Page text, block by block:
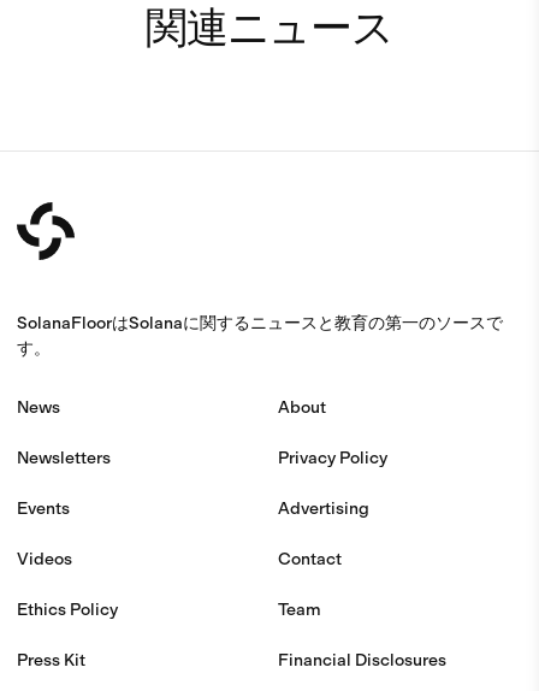
関連ニュース
SolanaFloorはSolanaに関するニュースと教育の第一のソースで
す。
News
Newsletters
Events
Videos
Ethics Policy
Press Kit
About
Privacy Policy
Advertising
Contact
Team
Financial Disclosures